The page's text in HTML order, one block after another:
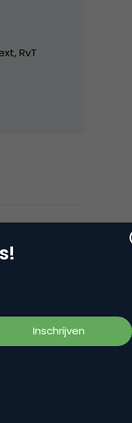
RvT
200 naar 259. Er